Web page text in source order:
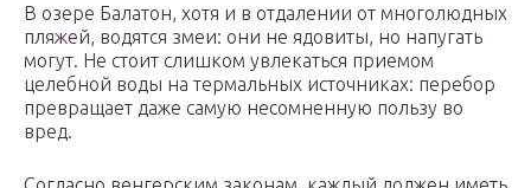
В озере Балатон, хотя и в отдалении от многолюдных
пляжей, водятся змеи: они не ядовиты, но напугать
могут. Не стоит слишком увлекаться приемом
целебной воды на термальных источниках: перебор
превращает даже самую несомненную пользу во
вред.